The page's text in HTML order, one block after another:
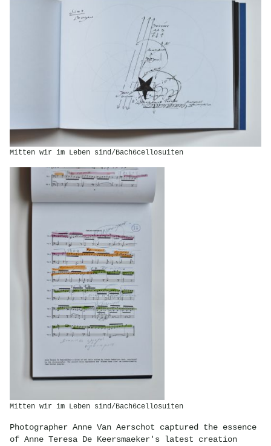
Mitten wir im Leben sind/Bach6cellosuiten
Mitten wir im Leben sind/Bach6cellosuiten
Photographer Anne Van Aerschot captured the essence
of Anne Teresa De Keersmaeker's latest creation